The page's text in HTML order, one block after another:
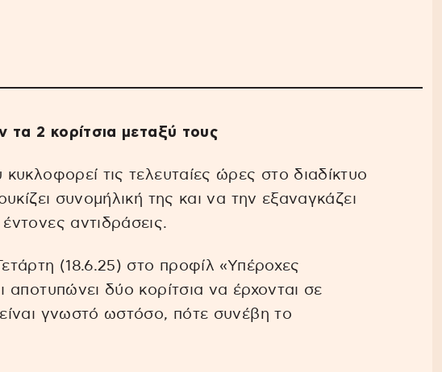
τα 2 κορίτσια μεταξύ τους
κυκλοφορεί τις τελευταίες ώρες στο διαδίκτυο
συνομήλική της και να την εξαναγκάζει
αντιδράσεις.
(18.6.25) στο προφίλ «Υπέροχες
αποτυπώνει δύο κορίτσια να έρχονται σε
γνωστό ωστόσο, πότε συνέβη το